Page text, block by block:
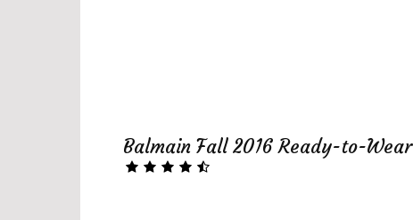
Balmain Fall 2016 Ready-to-Wear